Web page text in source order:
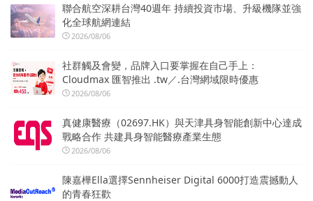
聯合航空深耕台灣40週年 持續投資市場、升級機隊並強
化全球航網連結
2026/08/06
社群觸及會變，品牌入口要掌握在自己手上：
Cloudmax 匯智推出 .tw／.台灣網域限時優惠
2026/08/06
真健康醫療（02697.HK）與天津具身智能創新中心達成
戰略合作 共建具身智能醫療產業生態
2026/08/06
陳嘉樺Ella選擇Sennheiser Digital 6000打造震撼動人
的青春狂歡